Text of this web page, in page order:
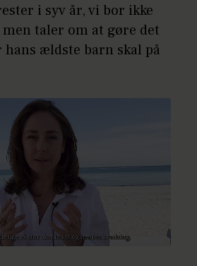
i syv år, vi bor ikke
taler om at gøre det
hans ældste barn skal på